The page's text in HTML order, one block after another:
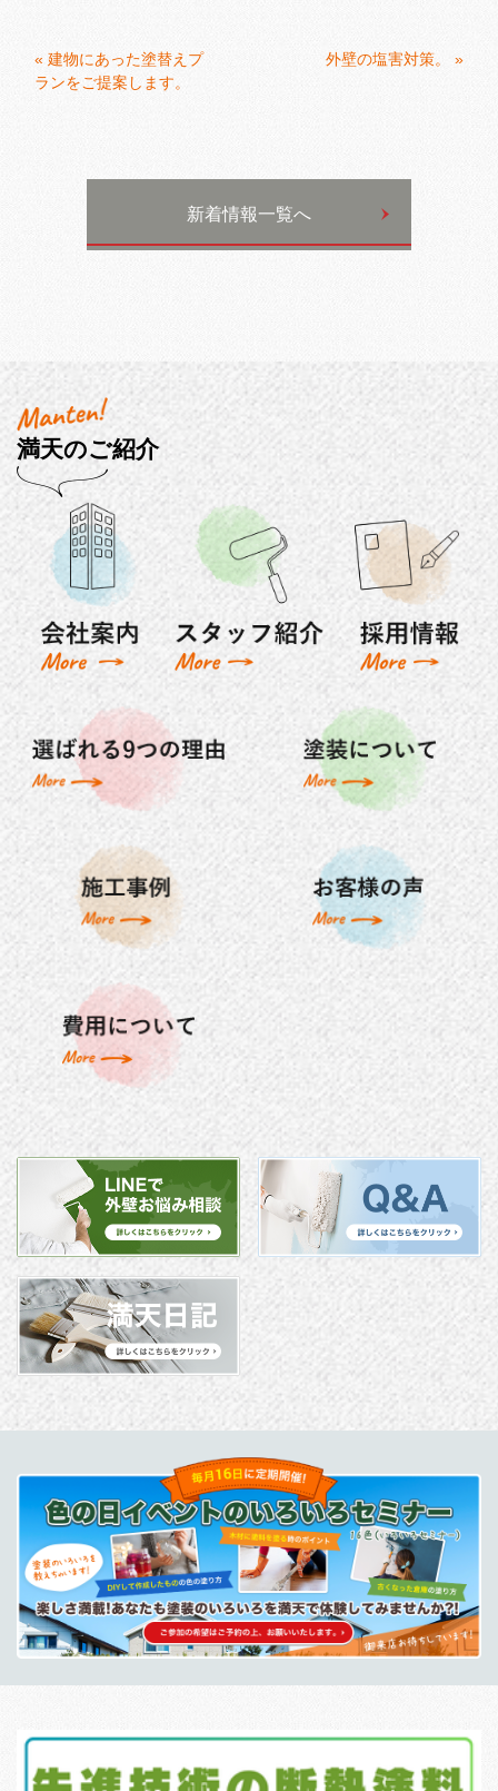
« 建物にあった塗替えプ
ランをご提案します。
外壁の塩害対策。 »
新着情報一覧へ
満天のご紹介